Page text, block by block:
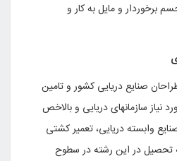
برخوردار و مایل به کار و
صنایع دریایی کشور و تامین
سازمانهای دریایی و بالاخص
وابسته دریایی، تعمیر کشتی
تحصیل در این رشته در سطوح